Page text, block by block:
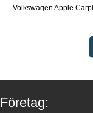
Volkswagen Apple
Företag: